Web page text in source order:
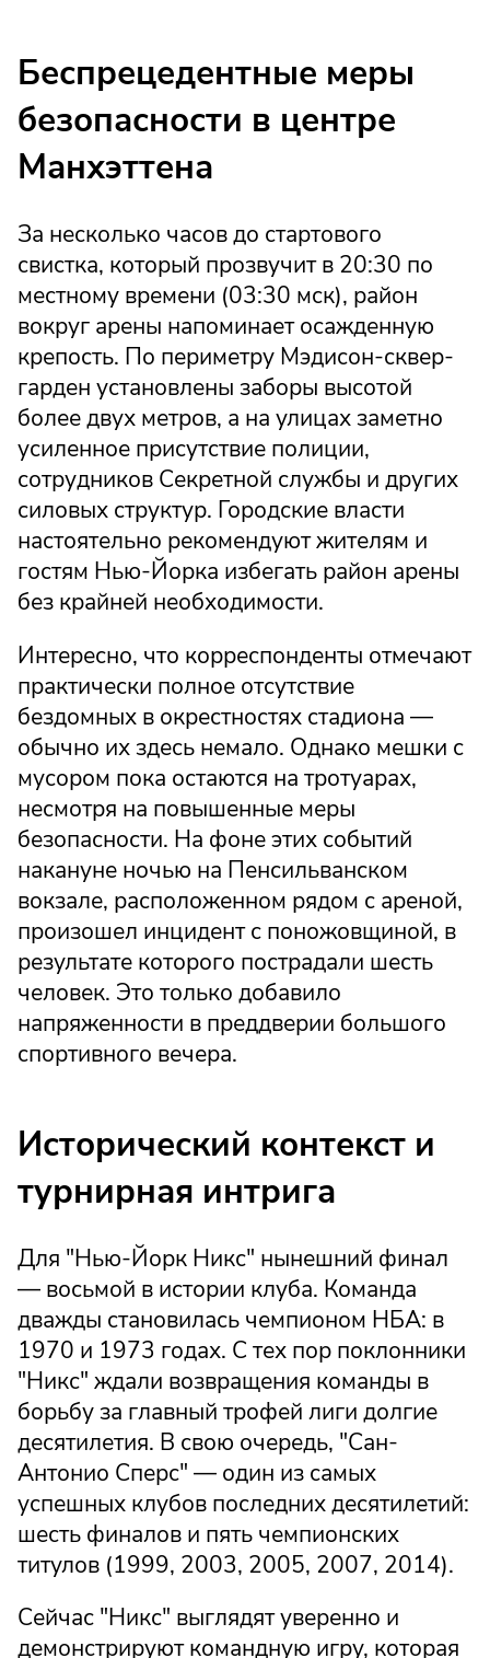
Беспрецедентные меры
безопасности в центре
Манхэттена
За несколько часов до стартового
свистка, который прозвучит в 20:30 по
местному времени (03:30 мск), район
вокруг арены напоминает осажденную
крепость. По периметру Мэдисон-сквер-
гарден установлены заборы высотой
более двух метров, а на улицах заметно
усиленное присутствие полиции,
сотрудников Секретной службы и других
силовых структур. Городские власти
настоятельно рекомендуют жителям и
гостям Нью-Йорка избегать район арены
без крайней необходимости.
Интересно, что корреспонденты отмечают
практически полное отсутствие
бездомных в окрестностях стадиона —
обычно их здесь немало. Однако мешки с
мусором пока остаются на тротуарах,
несмотря на повышенные меры
безопасности. На фоне этих событий
накануне ночью на Пенсильванском
вокзале, расположенном рядом с ареной,
произошел инцидент с поножовщиной, в
результате которого пострадали шесть
человек. Это только добавило
напряженности в преддверии большого
спортивного вечера.
Исторический контекст и
турнирная интрига
Для "Нью-Йорк Никс" нынешний финал
— восьмой в истории клуба. Команда
дважды становилась чемпионом НБА: в
1970 и 1973 годах. С тех пор поклонники
"Никс" ждали возвращения команды в
борьбу за главный трофей лиги долгие
десятилетия. В свою очередь, "Сан-
Антонио Сперс" — один из самых
успешных клубов последних десятилетий:
шесть финалов и пять чемпионских
титулов (1999, 2003, 2005, 2007, 2014).
Сейчас "Никс" выглядят уверенно и
демонстрируют командную игру, которая